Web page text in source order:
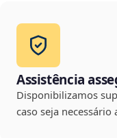
Assistência
Disponibilizamos
caso seja necessário